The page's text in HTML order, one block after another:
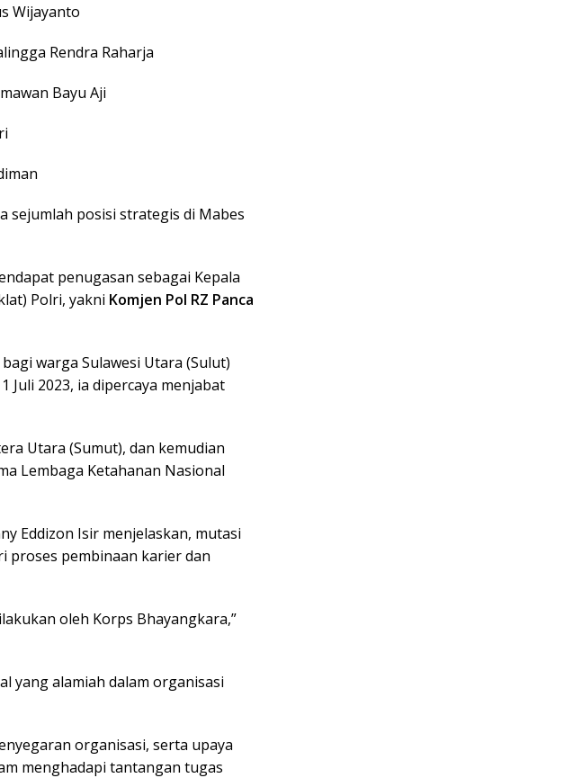
Wijayanto
Rendra Raharja
Bayu Aji
sejumlah posisi strategis di Mabes
penugasan sebagai Kepala
Polri, yakni Komjen Pol RZ Panca
warga Sulawesi Utara (Sulut)
Juli 2023, ia dipercaya menjabat
Utara (Sumut), dan kemudian
Lembaga Ketahanan Nasional
Eddizon Isir menjelaskan, mutasi
proses pembinaan karier dan
oleh Korps Bhayangkara,”
yang alamiah dalam organisasi
organisasi, serta upaya
menghadapi tantangan tugas